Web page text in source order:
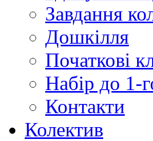
Завдання
Дошкілля
Початкові
Набір до 1-
Контакти
Колектив